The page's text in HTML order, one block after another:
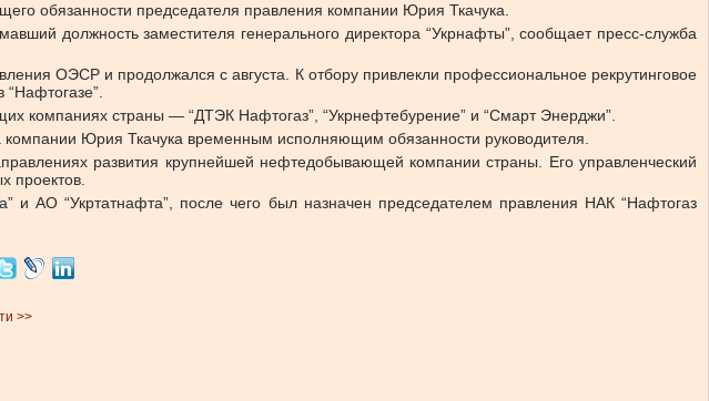
обязанности председателя правления компании Юрия Ткачука.
должность заместителя генерального директора “Укрнафты”, сообщает пресс-служба
ОЭСР и продолжался с августа. К отбору привлекли профессиональное рекрутинговое
компаниях страны — “ДТЭК Нафтогаз”, “Укрнефтебурение” и “Смарт Энерджи”.
Юрия Ткачука временным исполняющим обязанности руководителя.
развития крупнейшей нефтедобывающей компании страны. Его управленческий
проектов.
АО “Укртатнафта”, после чего был назначен председателем правления НАК “Нафтогаз
>>